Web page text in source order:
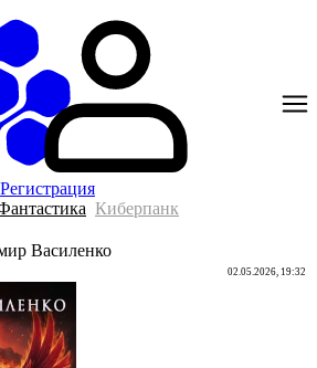
Регистрация
Киберпанк
Василенко
02.05.2026, 19:32